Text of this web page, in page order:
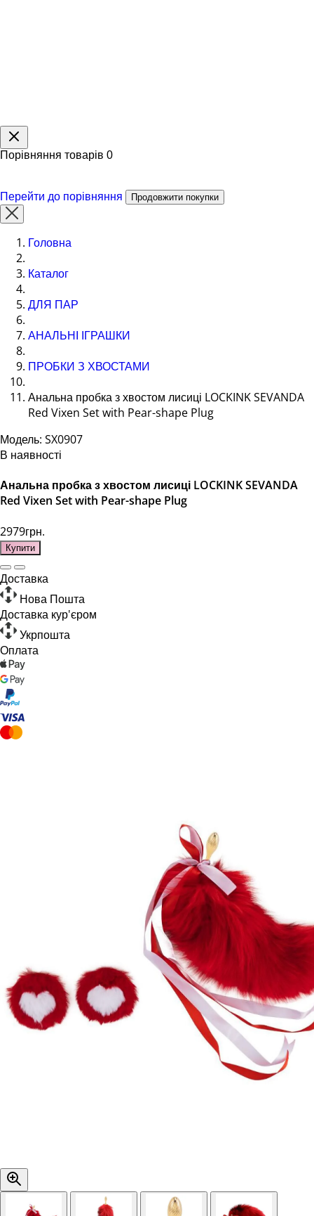
Порівняння товарів 0
Перейти до порівняння Продовжити покупки
Головна
Каталог
ДЛЯ ПАР
АНАЛЬНІ ІГРАШКИ
ПРОБКИ З ХВОСТАМИ
Анальна пробка з хвостом лисиці LOCKINK SEVANDA
Red Vixen Set with Pear-shape Plug
Модель: SX0907
В наявності
Анальна пробка з хвостом лисиці LOCKINK SEVANDA
Red Vixen Set with Pear-shape Plug
2979грн.
Купити
Доставка
Нова Пошта
Доставка кур'єром
Укрпошта
Оплата